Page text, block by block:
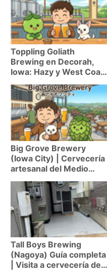
Toppling Goliath
Brewing en Decorah,
Iowa: Hazy y West Coast
IPA legendarias
Big Grove Brewery
(Iowa City) | Cervecería
artesanal del Medio
Tall Boys Brewing
(Nagoya) Guía completa
| Visita a cervecería de